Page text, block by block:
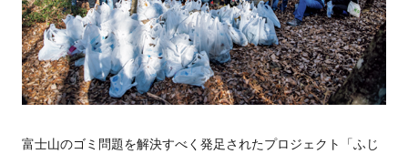
富士山のゴミ問題を解決すべく発足されたプロジェクト「ふじ